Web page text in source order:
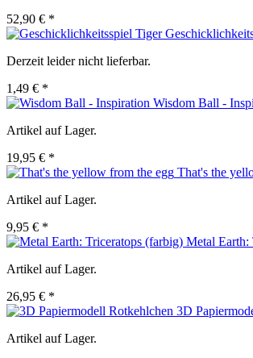
52,90 € *
Derzeit leider nicht lieferbar.
1,49 € *
Wisdom Ball -
Artikel auf Lager.
19,95 € *
That's the
Artikel auf Lager.
9,95 € *
Metal Earth:
Artikel auf Lager.
26,95 € *
3D
Artikel auf Lager.